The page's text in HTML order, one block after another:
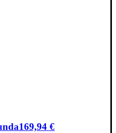
169,94 €